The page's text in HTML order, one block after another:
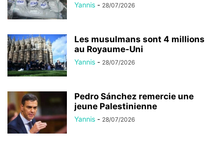
Yannis - 28/07/2026
Les musulmans sont 4 millions
au Royaume-Uni
Yannis - 28/07/2026
Pedro Sánchez remercie une
jeune Palestinienne
Yannis - 28/07/2026